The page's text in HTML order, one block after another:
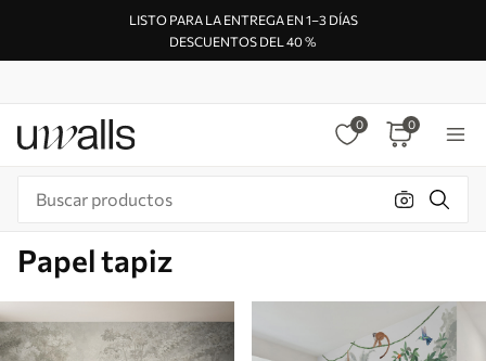
LISTO PARA LA ENTREGA EN 1–3 DÍAS
DESCUENTOS DEL 40 %
0 0
Papel tapiz